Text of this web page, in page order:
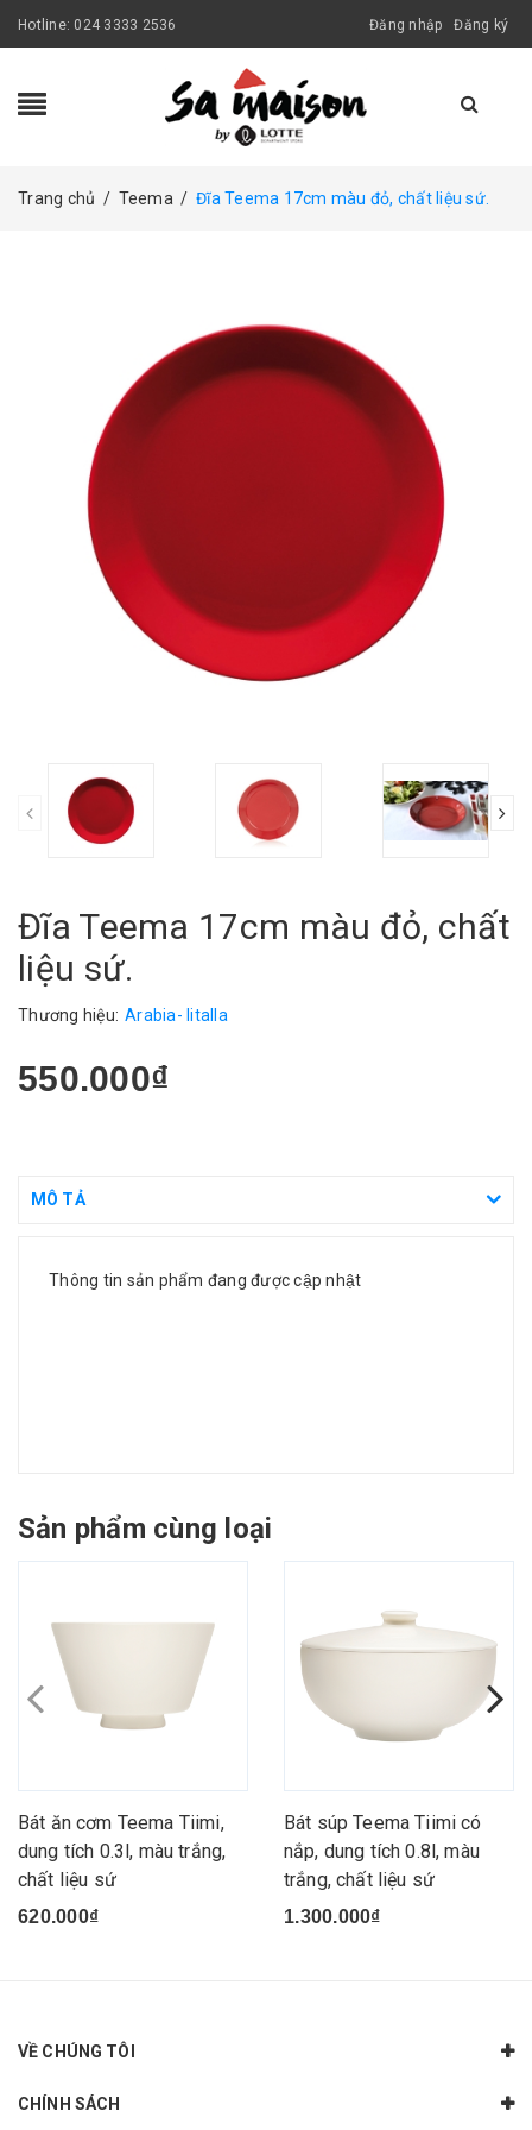
Hotline: 024 3333 2536 Đăng nhập Đăng ký
Trang chủ / Teema / Đĩa Teema 17cm màu đỏ, chất liệu sứ.
Đĩa Teema 17cm màu đỏ, chất
liệu sứ.
Thương hiệu: Arabia- Iitalla
550.000₫
MÔ TẢ
Thông tin sản phẩm đang được cập nhật
Sản phẩm cùng loại
Bát ăn cơm Teema Tiimi,
dung tích 0.3l, màu trắng,
chất liệu sứ
620.000₫
Bát súp Teema Tiimi có
nắp, dung tích 0.8l, màu
trắng, chất liệu sứ
1.300.000₫
VỀ CHÚNG TÔI
CHÍNH SÁCH